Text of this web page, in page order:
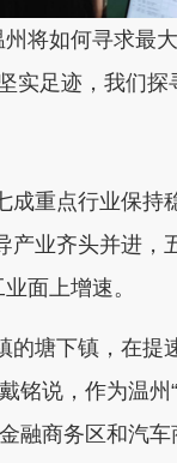
州将如何寻求最
实足迹，我们探
重点行业保持
产业齐头并进
面上增速。
下镇，在提
铭说，作为温
融商务区和汽